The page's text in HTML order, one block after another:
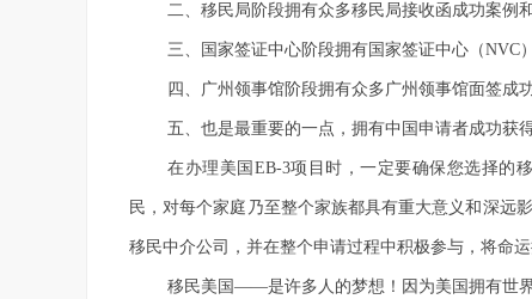
二、移民局阶段拥有众多移民局接收函成功案例
三、国家签证中心阶段拥有国家签证中心（NVC
四、广州领事馆阶段拥有众多广州领事馆面签成功
五、也是最重要的一点，拥有中国申请者成功获
在办理美国 EB-3项目时，一定要确保您选择的
民，对每个家庭乃至整个家族都具有重大意义和深远
移民中介公司，并在整个申请过程中积极参与，将命运
移民美国 ——是许多人的梦想！因为美国拥有世